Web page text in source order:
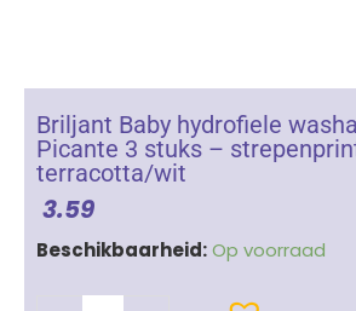
Briljant Baby hydrofiele
Picante 3 stuks –
terracotta/wit
3.59
Beschikbaarheid:Op voorraad
Briljant
hydrofiele